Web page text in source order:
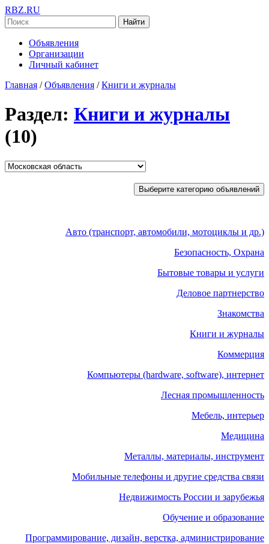
RBZ.RU
Найти
Объявления
Организации
Личный кабинет
Главная / Объявления / Книги и журналы
Раздел: Книги и журналы
(10)
Выберите категорию объявлений
Авто (транспорт, автомобили, мотоциклы и др.)
Безопасность, Охрана
Бытовые товары и услуги
Деловое партнерство
Знакомства
Книги и журналы
Коммерция
Компьютеры (hardware, software), интернет
Лесная промышленность
Мебель, интерьер
Медицина
Металлы, материалы, инструмент
Мобильные телефоны и другие средства связи
Недвижимость России и зарубежья
Обучение и образование
Программирование, дизайн, верстка, администрирование